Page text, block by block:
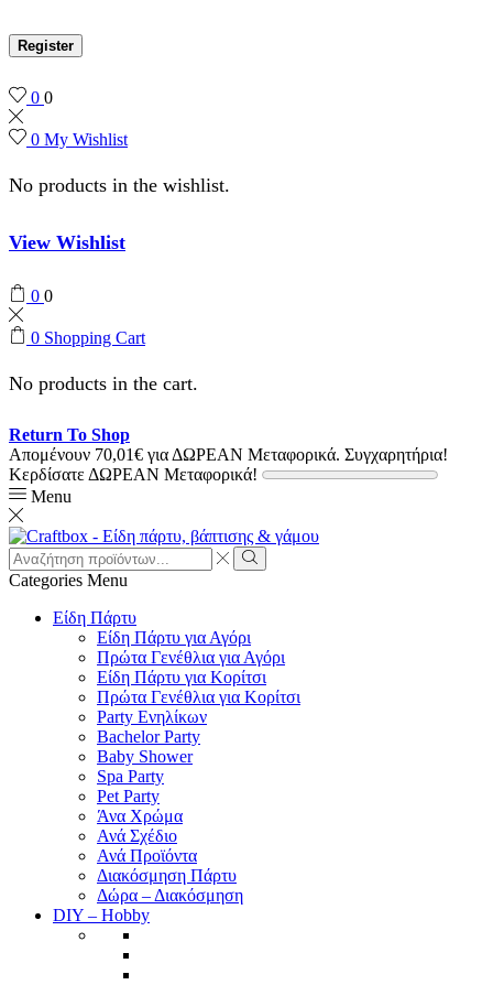
Register
0 0
0 My Wishlist
No products in the wishlist.
View Wishlist
0 0
0 Shopping Cart
No products in the cart.
Return To Shop
Απομένουν 70,01€ για ΔΩΡΕΑΝ Μεταφορικά. Συγχαρητήρια!
Κερδίσατε ΔΩΡΕΑΝ Μεταφορικά!
Menu
Search
input
Search
Categories Menu
Είδη Πάρτυ
Είδη Πάρτυ για Αγόρι
Πρώτα Γενέθλια για Αγόρι
Είδη Πάρτυ για Κορίτσι
Πρώτα Γενέθλια για Κορίτσι
Party Ενηλίκων
Bachelor Party
Baby Shower
Spa Party
Pet Party
Άνα Χρώμα
Ανά Σχέδιο
Ανά Προϊόντα
Διακόσμηση Πάρτυ
Δώρα – Διακόσμηση
DIY – Hobby